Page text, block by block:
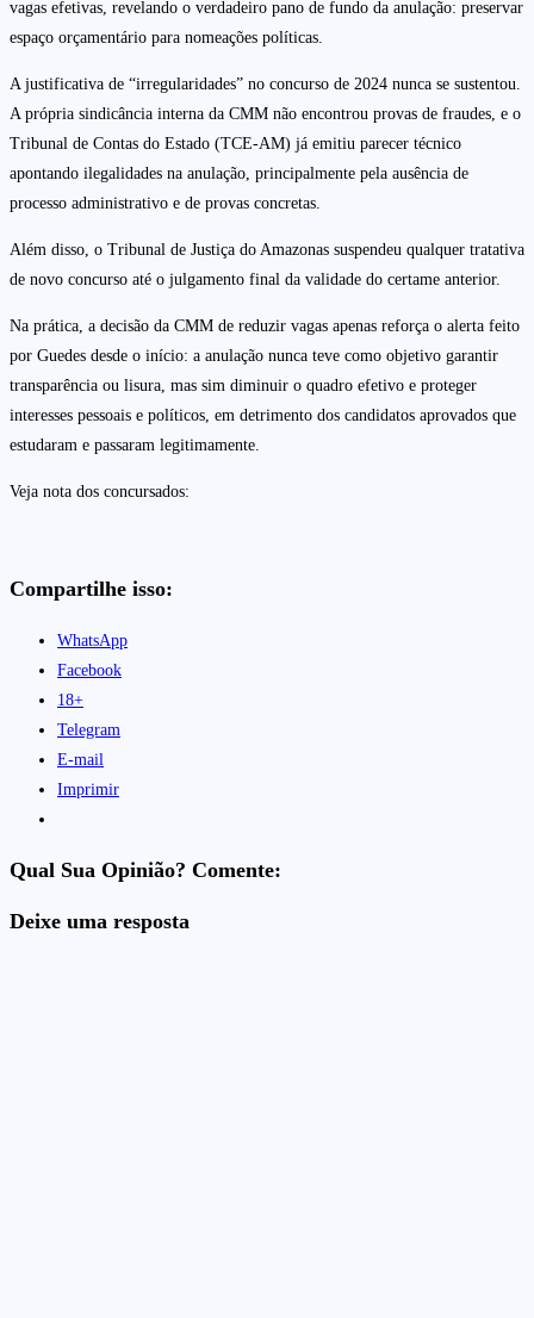
vagas efetivas, revelando o verdadeiro pano de fundo da anulação: preservar
espaço orçamentário para nomeações políticas.
A justificativa de “irregularidades” no concurso de 2024 nunca se sustentou.
A própria sindicância interna da CMM não encontrou provas de fraudes, e o
Tribunal de Contas do Estado (TCE-AM) já emitiu parecer técnico
apontando ilegalidades na anulação, principalmente pela ausência de
processo administrativo e de provas concretas.
Além disso, o Tribunal de Justiça do Amazonas suspendeu qualquer tratativa
de novo concurso até o julgamento final da validade do certame anterior.
Na prática, a decisão da CMM de reduzir vagas apenas reforça o alerta feito
por Guedes desde o início: a anulação nunca teve como objetivo garantir
transparência ou lisura, mas sim diminuir o quadro efetivo e proteger
interesses pessoais e políticos, em detrimento dos candidatos aprovados que
estudaram e passaram legitimamente.
Veja nota dos concursados:
Compartilhe isso:
WhatsApp
Facebook
18+
Telegram
E-mail
Imprimir
Qual Sua Opinião? Comente:
Deixe uma resposta